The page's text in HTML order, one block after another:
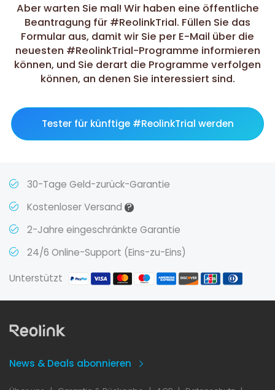
Aber warten Sie mal! Wir haben eine öffentliche
Beantragung für #ReolinkTrial. Füllen Sie das
Formular aus, damit wir Sie per E-Mail über die
neuesten #ReolinkTrial-Programme informieren
können, und Sie derart die Programme verfolgen
können, an denen Sie interessiert sind.
Tester für künftige #ReolinkTrial werden
30-Tage Geld-zurück-Garantie
Kostenloser Versand ?
2-Jahre eingeschränkte Garantie
24/6 Online-Support (Eins-zu-Eins)
Unterstützt
News & Deals abonnieren